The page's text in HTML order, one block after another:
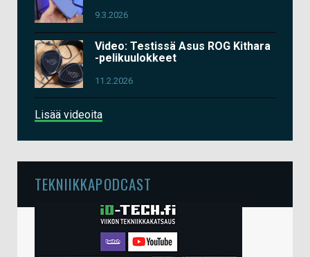
9.3.2026
Video: Testissä Asus ROG Kithara
-pelikuulokkeet
11.2.2026
Lisää videoita
TEKNIIKKAPODCAST